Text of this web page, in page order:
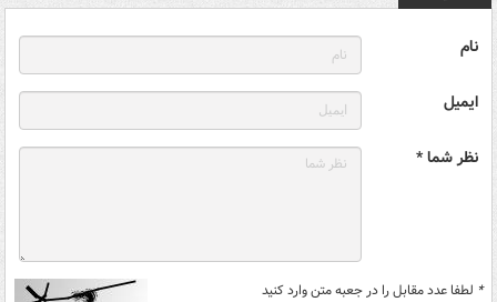
نام
ایمیل
نظر شما *
* لطفا عدد مقابل را در جعبه متن وارد کنید